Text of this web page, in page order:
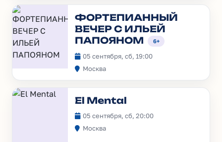
ФОРТЕПИАННЫЙ
ВЕЧЕР С ИЛЬЕЙ
ПАПОЯНОМ
6+
05 сентября, сб, 19:00
Москва
El Mental
05 сентября, сб, 20:00
Москва